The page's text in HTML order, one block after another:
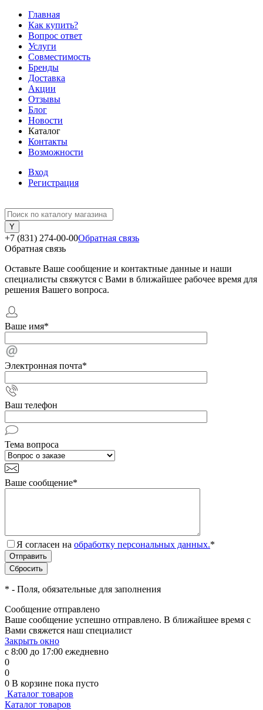
Главная
Как купить?
Вопрос ответ
Услуги
Совместимость
Бренды
Доставка
Акции
Отзывы
Блог
Новости
Каталог
Контакты
Возможности
Вход
Регистрация
+7 (831) 274-00-00Обратная связь
Обратная связь
Оставьте Ваше сообщение и контактные данные и наши
специалисты свяжутся с Вами в ближайшее рабочее время для
решения Вашего вопроса.
Ваше имя*
Электронная почта*
Ваш телефон
Тема вопроса
Ваше сообщение*
Я согласен на обработку персональных данных.*
* - Поля, обязательные для заполнения
Сообщение отправлено
Ваше сообщение успешно отправлено. В ближайшее время с
Вами свяжется наш специалист
Закрыть окно
с 8:00 до 17:00 ежедневно
0
0
0 В корзине пока пусто
Каталог товаров
Каталог товаров